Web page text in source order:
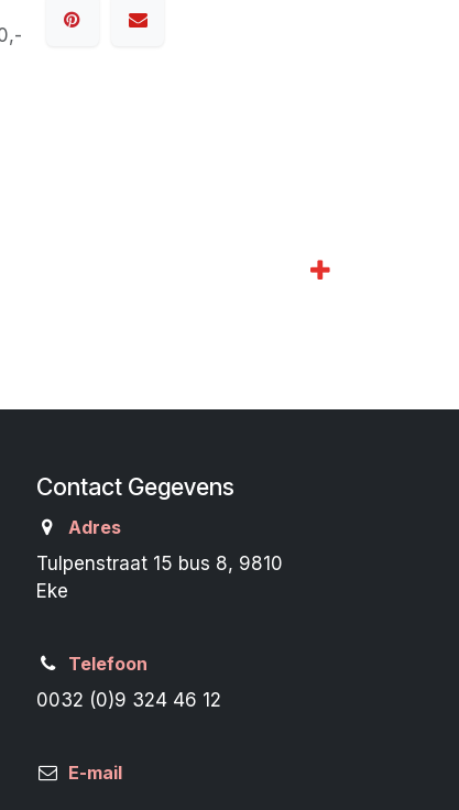
Contact Gegevens
Adres
Tulpenstraat 15 bus 8, 9810
Eke
Telefoon
0032 (0)9 324 46 12
E-mail